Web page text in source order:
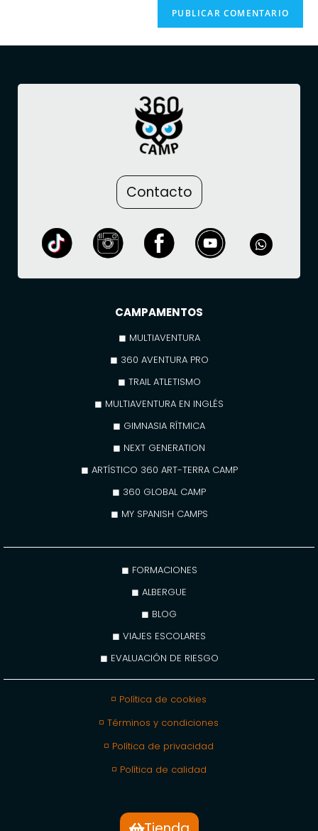
Contacto
CAMPAMENTOS
◼ MULTIAVENTURA
◼ 360 AVENTURA PRO
◼ TRAIL ATLETISMO
◼ MULTIAVENTURA EN INGLÉS
◼ GIMNASIA RÍTMICA
◼ NEXT GENERATION
◼ ARTÍSTICO 360 ART-TERRA CAMP
◼ 360 GLOBAL CAMP
◼ MY SPANISH CAMPS
◼ FORMACIONES
◼ ALBERGUE
◼ BLOG
◼ VIAJES ESCOLARES
◼ EVALUACIÓN DE RIESGO
◽ Política de cookies
◽ Términos y condiciones
◽ Política de privacidad
◽ Política de calidad